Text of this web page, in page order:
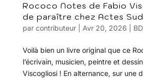
Rococo Notes de Fabio
de paraître chez Actes
par contributeur| Avr 20, 2026 BD
Voilà bien un livre original que ce
l’écrivain, musicien, peintre et
Viscogliosi ! En alternance, sur une